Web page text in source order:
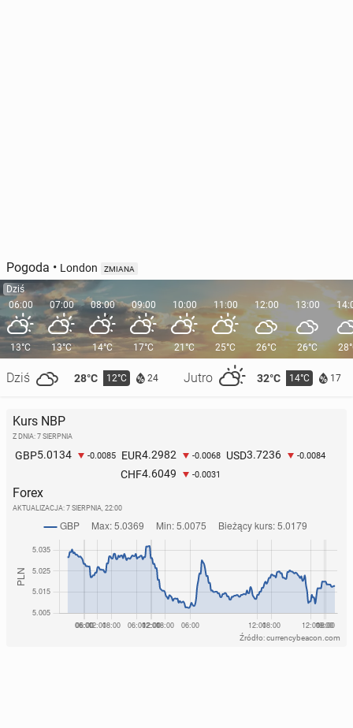
Pogoda • London ZMIANA
Dziś
06:00
13°C
Dziś 28°C 12°C 24 Jutro 32°C 14°C 17
07:00
13°C
08:00
14°C
09:00
17°C
10:00
21°C
11:00
25°C
12:00
26°C
13:00
26°C
Kurs NBP
Z DNIA: 7 SIERPNIA
GBP5.0134 -0.0085 EUR4.2982 -0.0068 USD3.7236 -0.0084
CHF4.6049 -0.0031
Forex
AKTUALIZACJA: 7 SIERPNIA, 22:00
Źródło: currencybeacon.com